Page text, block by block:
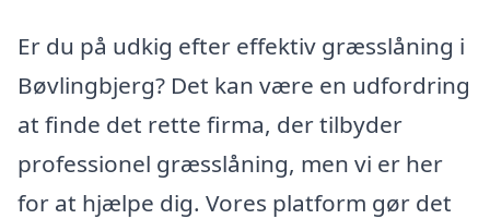
Er du på udkig efter effektiv græsslåning i
Bøvlingbjerg? Det kan være en udfordring
at finde det rette firma, der tilbyder
professionel græsslåning, men vi er her
for at hjælpe dig. Vores platform gør det